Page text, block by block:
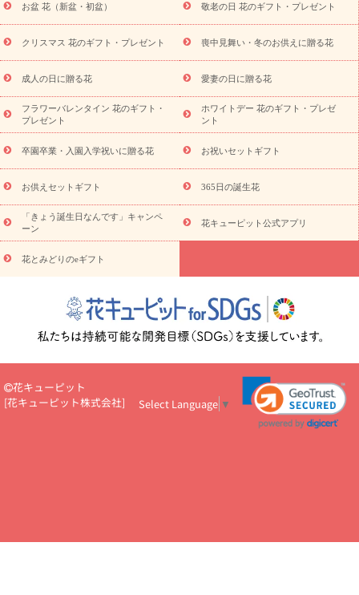
お盆（新盆・初盆）
お祝い返し お見舞い
お取り
寄せギフト
ビジネス用 ご自宅用 観葉植物
ミディ胡蝶蘭
プリザーブドフラワー
スタイルから探す
アレンジメント
花束
スタンド花 お祝い お供え・お悔やみ 胡蝶蘭
胡蝶
蘭・花鉢
ミディ胡蝶蘭・お祝い ミディ胡蝶蘭・お供え
の青色胡蝶蘭
観葉植物 観葉植物 産直多肉植物
プリザーブ
ドフラワー
お祝い お供え・お悔やみ 花とセットギフト
ミオーダー
プチギフト（hanamore -ハナモア-）
花とみどりの
eギフト
花キューピットのeGfit カラー ピンク
レンジ
レッド お花の種類 バラ ユリ トルコキキョウ
予
算から探す
お祝い お祝い・3000円～ お祝い・
お祝い・5000円～ お祝い・7000円～ お祝い・10000円～
お供え・お悔やみ
お供え・お悔やみ・3000円～
お供え・お
悔やみ・5000円～ お供え・お悔やみ・7000円～
お供え・お悔
やみ・10000円～
365日の誕生花カレンダー
開店・開業祝
お祝いを贈るときのマナー・
花キューピットのお祝いコラム一覧
誕生日のお花を「色
彩心理学」で選ぶ方法
結婚祝いの予算相場
出産祝いお役立ち情
転職祝いのマナー基礎知識
ペットのお祝いワンポイントアド
バイス
スタンド花（フラスタ）のマナー
お見舞いのマナーとル
お祝い花のマナー総まとめ
場上司や先輩へ贈るお祝い花の正解は？
開店祝いの花 選び方ガイ
ド（早見表あり）
花キューピットのお供え・
プロ直伝10のテクニック
花美人5人の「花のある暮らし」
美
お盆 花（新盆・初盆） 敬老の日 花のギフト・プレゼント
クリスマス 花のギフト・プレゼント 喪中見舞い・冬のお供えに贈る花
成人の日に贈る花 愛妻の日に贈る花
フラワーバレンタイン 花のギフト・
プレゼント
ホワイトデー 花のギフト・プレゼ
ント
卒園卒業・入園入学祝いに贈る花 お祝いセットギフト
お供えセットギフト 365日の誕生花
「きょう誕生日なんです」キャンペ
ーン
花キューピット公式アプリ
花とみどりのeギフト
花キューピット
[花キューピット株式会社] Select Language ▼